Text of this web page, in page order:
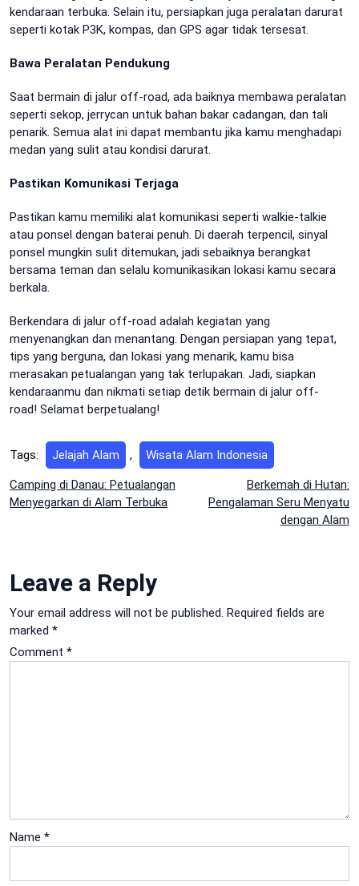
kendaraan terbuka. Selain itu, persiapkan juga peralatan darurat
seperti kotak P3K, kompas, dan GPS agar tidak tersesat.
Bawa Peralatan Pendukung
Saat bermain di jalur off-road, ada baiknya membawa peralatan
seperti sekop, jerrycan untuk bahan bakar cadangan, dan tali
penarik. Semua alat ini dapat membantu jika kamu menghadapi
medan yang sulit atau kondisi darurat.
Pastikan Komunikasi Terjaga
Pastikan kamu memiliki alat komunikasi seperti walkie-talkie
atau ponsel dengan baterai penuh. Di daerah terpencil, sinyal
ponsel mungkin sulit ditemukan, jadi sebaiknya berangkat
bersama teman dan selalu komunikasikan lokasi kamu secara
berkala.
Berkendara di jalur off-road adalah kegiatan yang
menyenangkan dan menantang. Dengan persiapan yang tepat,
tips yang berguna, dan lokasi yang menarik, kamu bisa
merasakan petualangan yang tak terlupakan. Jadi, siapkan
kendaraanmu dan nikmati setiap detik bermain di jalur off-
road! Selamat berpetualang!
Tags: Jelajah Alam , Wisata Alam Indonesia
Post
navigation
Camping di Danau: Petualangan
Menyegarkan di Alam Terbuka
Berkemah di Hutan:
Pengalaman Seru Menyatu
dengan Alam
Leave a Reply
Your email address will not be published. Required fields are
marked *
Comment *
Name *